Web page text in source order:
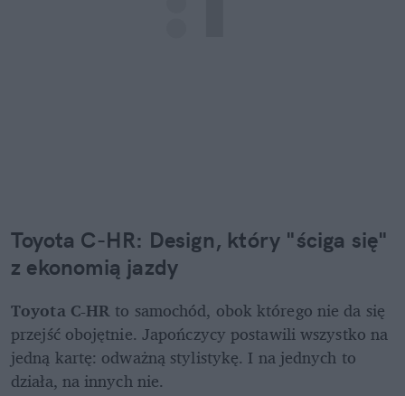
Toyota C-HR: Design, który "ściga się"
z ekonomią jazdy
Toyota C-HR to samochód, obok którego nie da się
przejść obojętnie. Japończycy postawili wszystko na
jedną kartę: odważną stylistykę. I na jednych to
działa, na innych nie.